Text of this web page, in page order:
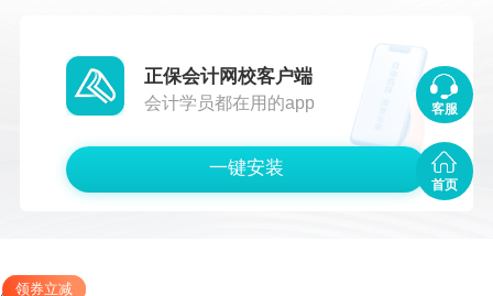
正保会计网校客户端
会计学员都在用的app
一键安装
领券立减
客服
首页